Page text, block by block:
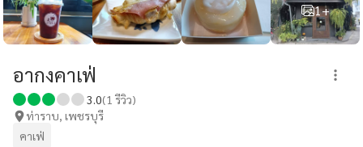
1+
อากงคาเฟ่
3.0(1 รีวิว)
ท่าราบ, เพชรบุรี
คาเฟ่